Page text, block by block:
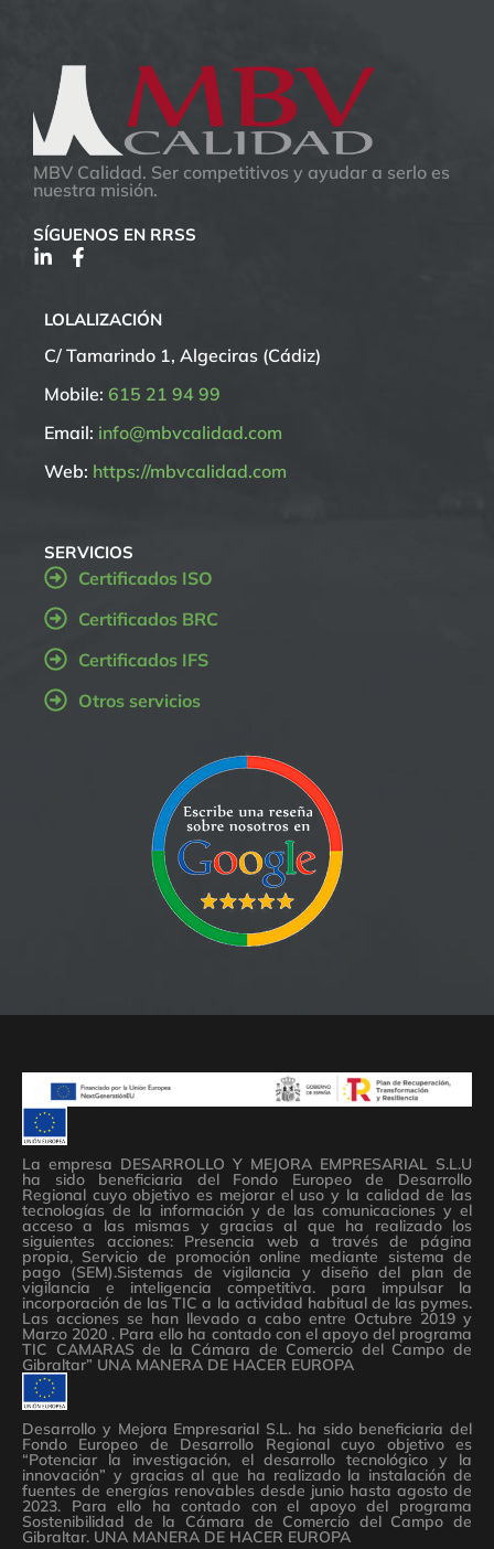
MBV Calidad. Ser competitivos y ayudar a serlo es
nuestra misión.
SÍGUENOS EN RRSS
LOLALIZACIÓN
C/ Tamarindo 1, Algeciras (Cádiz)
Mobile: 615 21 94 99
Email: info@mbvcalidad.com
Web: https://mbvcalidad.com
SERVICIOS
Certificados ISO
Certificados BRC
Certificados IFS
Otros servicios
La empresa DESARROLLO Y MEJORA EMPRESARIAL S.L.U
ha sido beneficiaria del Fondo Europeo de Desarrollo
Regional cuyo objetivo es mejorar el uso y la calidad de las
tecnologías de la información y de las comunicaciones y el
acceso a las mismas y gracias al que ha realizado los
siguientes acciones: Presencia web a través de página
propia, Servicio de promoción online mediante sistema de
pago (SEM).Sistemas de vigilancia y diseño del plan de
vigilancia e inteligencia competitiva. para impulsar la
incorporación de las TIC a la actividad habitual de las pymes.
Las acciones se han llevado a cabo entre Octubre 2019 y
Marzo 2020 . Para ello ha contado con el apoyo del programa
TIC CAMARAS de la Cámara de Comercio del Campo de
Gibraltar” UNA MANERA DE HACER EUROPA
Desarrollo y Mejora Empresarial S.L. ha sido beneficiaria del
Fondo Europeo de Desarrollo Regional cuyo objetivo es
“Potenciar la investigación, el desarrollo tecnológico y la
innovación” y gracias al que ha realizado la instalación de
fuentes de energías renovables desde junio hasta agosto de
2023. Para ello ha contado con el apoyo del programa
Sostenibilidad de la Cámara de Comercio del Campo de
Gibraltar. UNA MANERA DE HACER EUROPA